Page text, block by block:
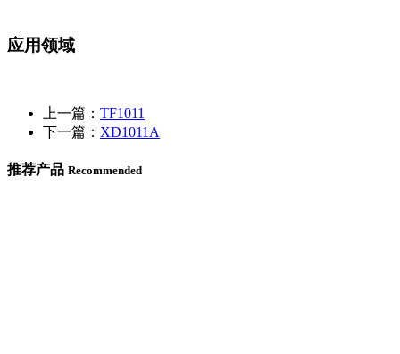
应用领域
上一篇： TF1011
下一篇： XD1011A
推荐产品 Recommended